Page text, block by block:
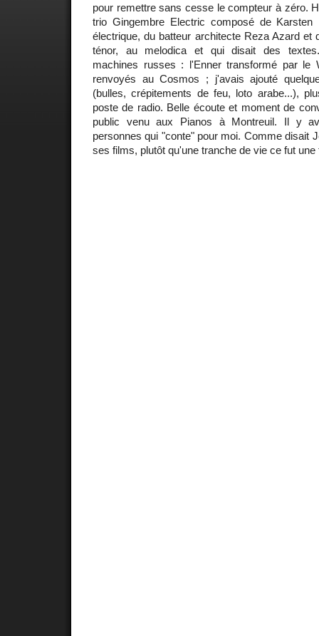
pour remettre sans cesse le compteur à zéro.
trio Gingembre Electric composé de Karsten
électrique, du batteur architecte Reza Azard et
ténor, au melodica et qui disait des
machines russes : l'Enner transformé par le
renvoyés au Cosmos ; j'avais ajouté
(bulles, crépitements de feu, loto arabe...),
poste de radio. Belle écoute et moment de
public venu aux Pianos à Montreuil. Il y
personnes qui "conte" pour moi. Comme disait
ses films, plutôt qu'une tranche de vie ce fut une